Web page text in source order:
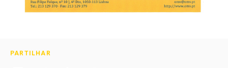
PARTILHAR